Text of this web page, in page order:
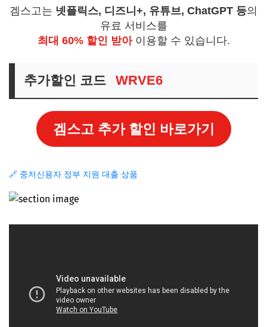
겜스고는 넷플릭스, 디즈니+, 유튜브, ChatGPT 등의
유료 서비스를
최대 60% 할인 받아이용할 수 있습니다.
추가할인 코드 WRVE6
겜스고 추가 할인 바로가기
🔗 중저신용자 정부 지원 대출 상품